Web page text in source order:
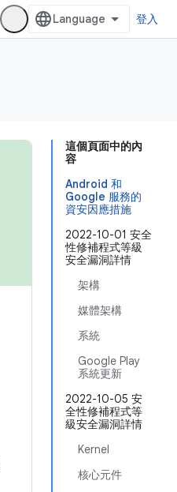
登入
這個頁面中的內
容
Android 和
Google 服務的
資安因應措施
2022-10-01 安全
性修補程式等級
安全漏洞詳情
架構
媒體架構
系統
Google Play
系統更新
2022-10-05 安
全性修補程式等
級安全漏洞詳情
Kernel
核心元件